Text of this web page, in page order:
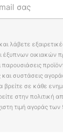
λάβετε
οικιακών
και συστάσεις
σε κάθε
στην πολιτική
τιμή αγοράς